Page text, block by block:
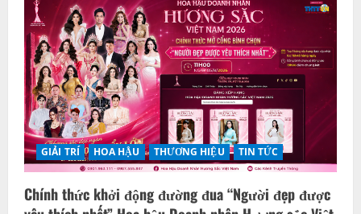
g
a
t
i
o
GIẢI TRÍ HOA HẬU THƯƠNG HIỆU TIN TỨC
Chính thức khởi động đường đua “Người đẹp được